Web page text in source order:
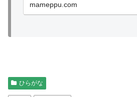
mameppu.com
ひらがな